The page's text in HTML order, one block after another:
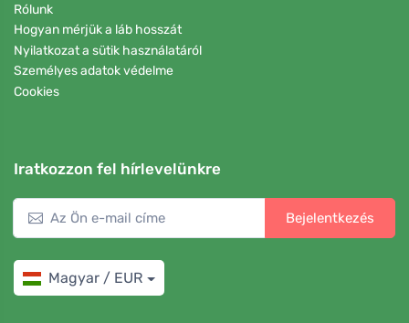
Rólunk
Hogyan mérjük a láb hosszát
Nyilatkozat a sütik használatáról
Személyes adatok védelme
Cookies
Iratkozzon fel hírlevelünkre
Bejelentkezés
Magyar / EUR